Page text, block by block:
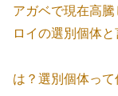
アガベで現在高
ロイの選別個体と
は？選別個体って